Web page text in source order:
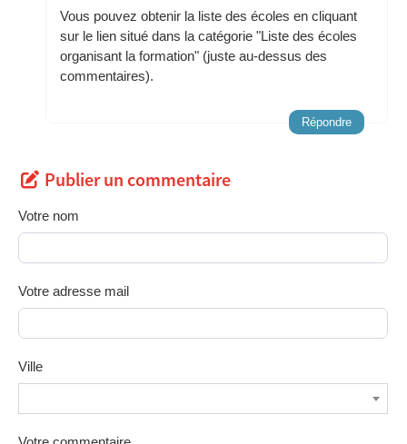
Vous pouvez obtenir la liste des écoles en cliquant
sur le lien situé dans la catégorie "Liste des écoles
organisant la formation" (juste au-dessus des
commentaires).
Répondre
Publier un commentaire
Votre nom
Votre adresse mail
Ville